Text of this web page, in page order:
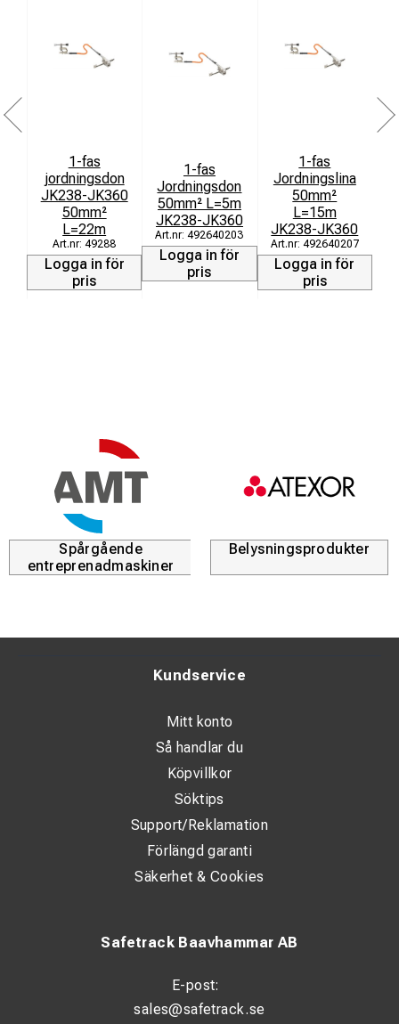
Line Clamp
Kabelsko/
Jordklämma
Cable shoe/
Earth Clamp
Donlinarea
Weight kg/unit
JK238-JK360
JK238
1-fas
jordningsdon
JK238-JK360
50mm²
L=22m
49288
Logga in för
pris
1-fas
Jordningsdon
50mm² L=5m
JK238-JK360
492640203
Logga in för
pris
1-fas
Jordningslina
50mm²
L=15m
JK238-JK360
492640207
Logga in för
pris
Spårgående
entreprenadmaskiner
Belysningsprodukter
Safetrack Baavhammar AB
E-post:
sales@safetrack.se
Kundservice
Mitt konto
Så handlar du
Köpvillkor
Söktips
Support/Reklamation
Förlängd garanti
Säkerhet & Cookies